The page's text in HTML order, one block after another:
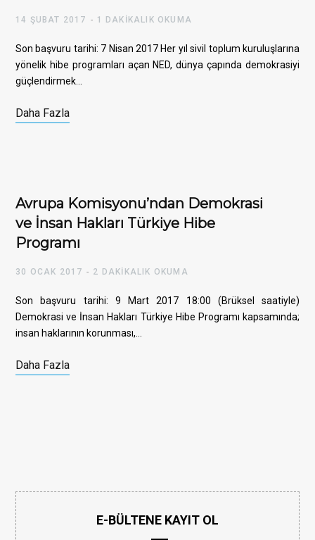
14 ŞUBAT 2017 1 DAKIKALIK OKUMA
Son başvuru tarihi: 7 Nisan 2017 Her yıl sivil toplum kuruluşlarına
yönelik hibe programları açan NED, dünya çapında demokrasiyi
güçlendirmek…
Daha Fazla
Avrupa Komisyonu’ndan Demokrasi
ve İnsan Hakları Türkiye Hibe
Programı
30 OCAK 2017 2 DAKIKALIK OKUMA
Son başvuru tarihi: 9 Mart 2017 18:00 (Brüksel saatiyle)
Demokrasi ve İnsan Hakları Türkiye Hibe Programı kapsamında;
insan haklarının korunması,…
Daha Fazla
E-BÜLTENE KAYIT OL